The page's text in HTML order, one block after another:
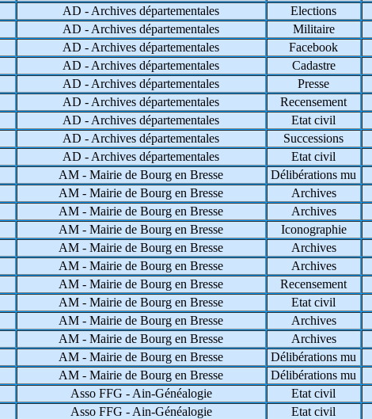
Loir
Loire
Cher
Loire
et-Moselle
AD - Archives départementales Elections
AD - Archives départementales Militaire
AD - Archives départementales Facebook
AD - Archives départementales Cadastre
AD - Archives départementales Presse
AD - Archives départementales Recensement
AD - Archives départementales Etat civil
AD - Archives départementales Successions
AD - Archives départementales Etat civil
AM - Mairie de Bourg en Bresse Délibérations mu
AM - Mairie de Bourg en Bresse Archives
AM - Mairie de Bourg en Bresse Archives
AM - Mairie de Bourg en Bresse Iconographie
AM - Mairie de Bourg en Bresse Archives
AM - Mairie de Bourg en Bresse Archives
AM - Mairie de Bourg en Bresse Recensement
AM - Mairie de Bourg en Bresse Etat civil
AM - Mairie de Bourg en Bresse Archives
AM - Mairie de Bourg en Bresse Archives
AM - Mairie de Bourg en Bresse Délibérations mu
AM - Mairie de Bourg en Bresse Délibérations mu
Asso FFG - Ain-Généalogie Etat civil
Asso FFG - Ain-Généalogie Etat civil